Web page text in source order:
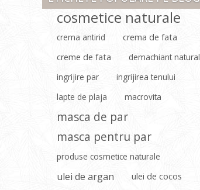
cosmetice naturale
crema antirid
crema de fata
creme de fata
demachiant natural
ingrijire par
ingrijirea tenului
lapte de plaja
macrovita
masca de par
masca pentru par
produse cosmetice naturale
ulei de argan
ulei de cocos